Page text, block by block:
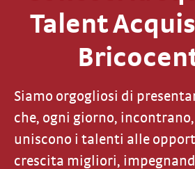
Talent
Siamo orgogliosi di
che, ogni giorno,
uniscono i talenti alle
crescita migliori,